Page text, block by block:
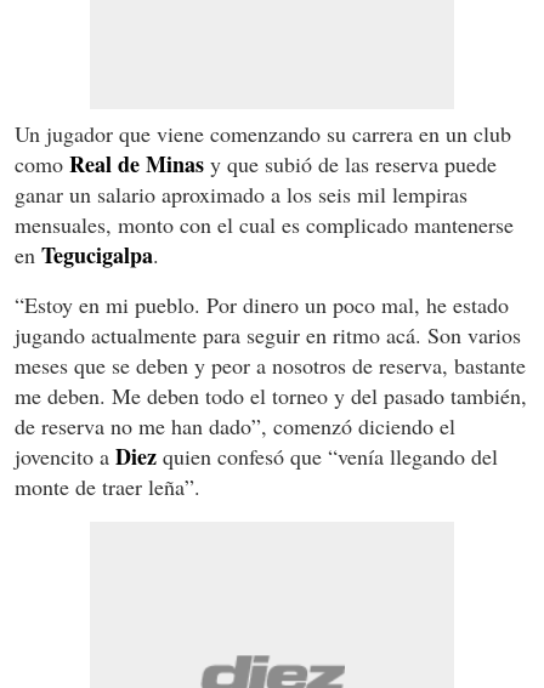
Un jugador que viene comenzando su carrera en un club
como Real de Minas y que subió de las reserva puede
ganar un salario aproximado a los seis mil lempiras
mensuales, monto con el cual es complicado mantenerse
en Tegucigalpa.
“Estoy en mi pueblo. Por dinero un poco mal, he estado
jugando actualmente para seguir en ritmo acá. Son varios
meses que se deben y peor a nosotros de reserva, bastante
me deben. Me deben todo el torneo y del pasado también,
de reserva no me han dado”, comenzó diciendo el
jovencito a Diez quien confesó que “venía llegando del
monte de traer leña”.